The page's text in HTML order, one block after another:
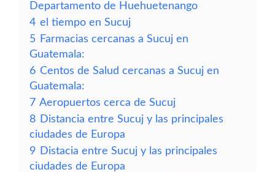
Departamento de Huehuetenango
4 el tiempo en Sucuj
5 Farmacias cercanas a Sucuj en
Guatemala:
6 Centos de Salud cercanas a Sucuj en
Guatemala:
7 Aeropuertos cerca de Sucuj
8 Distancia entre Sucuj y las principales
ciudades de Europa
9 Distacia entre Sucuj y las principales
ciudades de Europa